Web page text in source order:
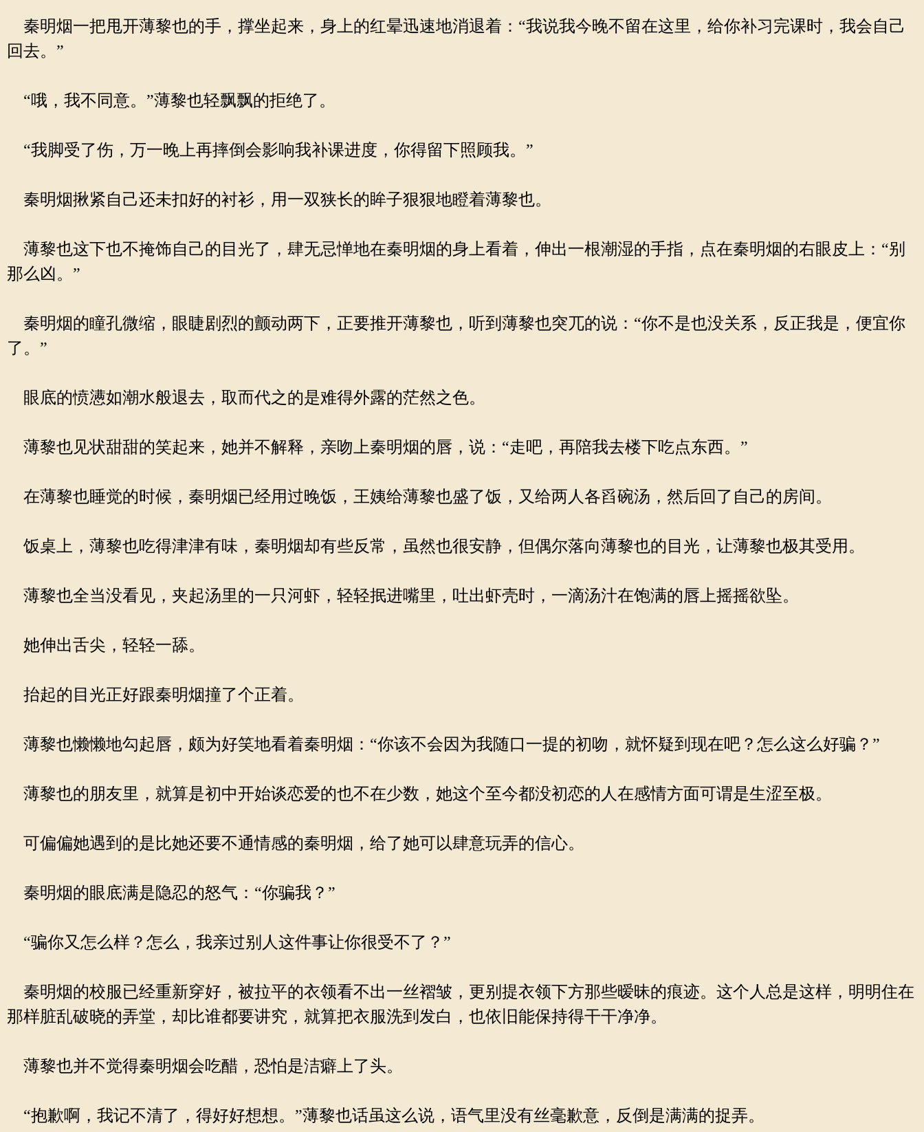
秦明烟一把甩开薄黎也的手，撑坐起来，身上的红晕迅速地消退着：“我说我今晚不留在这里，给你补习完课时，我会自己
回去。”
“哦，我不同意。”薄黎也轻飘飘的拒绝了。
“我脚受了伤，万一晚上再摔倒会影响我补课进度，你得留下照顾我。”
秦明烟揪紧自己还未扣好的衬衫，用一双狭长的眸子狠狠地瞪着薄黎也。
薄黎也这下也不掩饰自己的目光了，肆无忌惮地在秦明烟的身上看着，伸出一根潮湿的手指，点在秦明烟的右眼皮上：“别
那么凶。”
秦明烟的瞳孔微缩，眼睫剧烈的颤动两下，正要推开薄黎也，听到薄黎也突兀的说：“你不是也没关系，反正我是，便宜你
了。”
眼底的愤懑如潮水般退去，取而代之的是难得外露的茫然之色。
薄黎也见状甜甜的笑起来，她并不解释，亲吻上秦明烟的唇，说：“走吧，再陪我去楼下吃点东西。”
在薄黎也睡觉的时候，秦明烟已经用过晚饭，王姨给薄黎也盛了饭，又给两人各舀碗汤，然后回了自己的房间。
饭桌上，薄黎也吃得津津有味，秦明烟却有些反常，虽然也很安静，但偶尔落向薄黎也的目光，让薄黎也极其受用。
薄黎也全当没看见，夹起汤里的一只河虾，轻轻抿进嘴里，吐出虾壳时，一滴汤汁在饱满的唇上摇摇欲坠。
她伸出舌尖，轻轻一舔。
抬起的目光正好跟秦明烟撞了个正着。
薄黎也懒懒地勾起唇，颇为好笑地看着秦明烟：“你该不会因为我随口一提的初吻，就怀疑到现在吧？怎么这么好骗？”
薄黎也的朋友里，就算是初中开始谈恋爱的也不在少数，她这个至今都没初恋的人在感情方面可谓是生涩至极。
可偏偏她遇到的是比她还要不通情感的秦明烟，给了她可以肆意玩弄的信心。
秦明烟的眼底满是隐忍的怒气：“你骗我？”
“骗你又怎么样？怎么，我亲过别人这件事让你很受不了？”
秦明烟的校服已经重新穿好，被拉平的衣领看不出一丝褶皱，更别提衣领下方那些暧昧的痕迹。这个人总是这样，明明住在
那样脏乱破晓的弄堂，却比谁都要讲究，就算把衣服洗到发白，也依旧能保持得干干净净。
薄黎也并不觉得秦明烟会吃醋，恐怕是洁癖上了头。
“抱歉啊，我记不清了，得好好想想。”薄黎也话虽这么说，语气里没有丝毫歉意，反倒是满满的捉弄。